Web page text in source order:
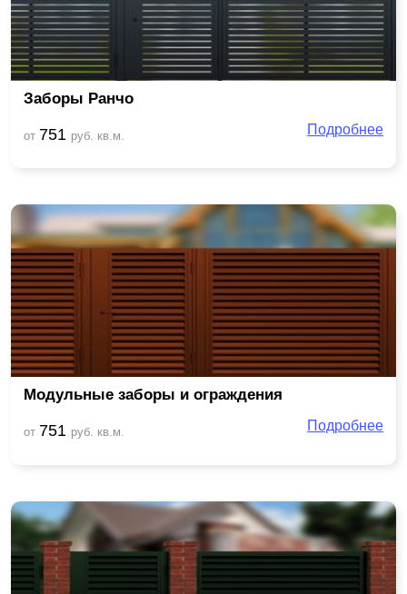
Заборы Ранчо
от 751 руб. кв.м. Подробнее
Модульные заборы и ограждения
от 751 руб. кв.м. Подробнее